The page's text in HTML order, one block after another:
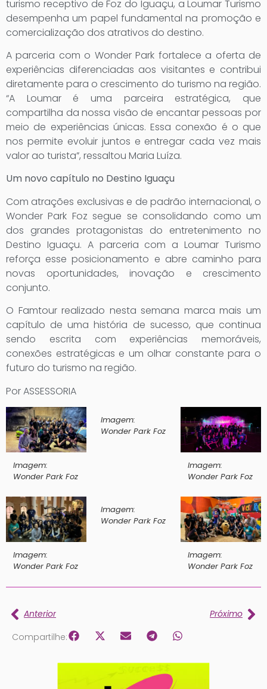
turismo receptivo de Foz do Iguaçu, a Loumar Turismo
desempenha um papel fundamental na promoção e
comercialização dos atrativos do destino.
A parceria com o Wonder Park fortalece a oferta de
experiências diferenciadas aos visitantes e contribui
diretamente para o crescimento do turismo na região.
“A Loumar é uma parceira estratégica, que
compartilha da nossa visão de encantar pessoas por
meio de experiências únicas. Essa conexão é o que
nos permite evoluir juntos e entregar cada vez mais
valor ao turista”, ressaltou Maria Luíza.
Um novo capítulo no Destino Iguaçu
Com atrações exclusivas e de padrão internacional, o
Wonder Park Foz segue se consolidando como um
dos grandes protagonistas do entretenimento no
Destino Iguaçu. A parceria com a Loumar Turismo
reforça esse posicionamento e abre caminho para
novas oportunidades, inovação e crescimento
conjunto.
O Famtour realizado nesta semana marca mais um
capítulo de uma história de sucesso, que continua
sendo escrita com experiências memoráveis,
conexões estratégicas e um olhar constante para o
futuro do turismo na região.
Por ASSESSORIA
Imagem:
Wonder Park Foz
Imagem:
Wonder Park Foz
Imagem:
Wonder Park Foz
Imagem:
Wonder Park Foz
Imagem:
Wonder Park Foz
Imagem:
Wonder Park Foz
Anterior
Próximo
Compartilhe: